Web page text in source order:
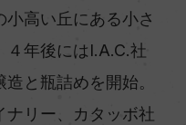
小高い丘にある小さ
４年後にはI.A.C.社
と瓶詰めを開始。
ナリー、カタッボ社